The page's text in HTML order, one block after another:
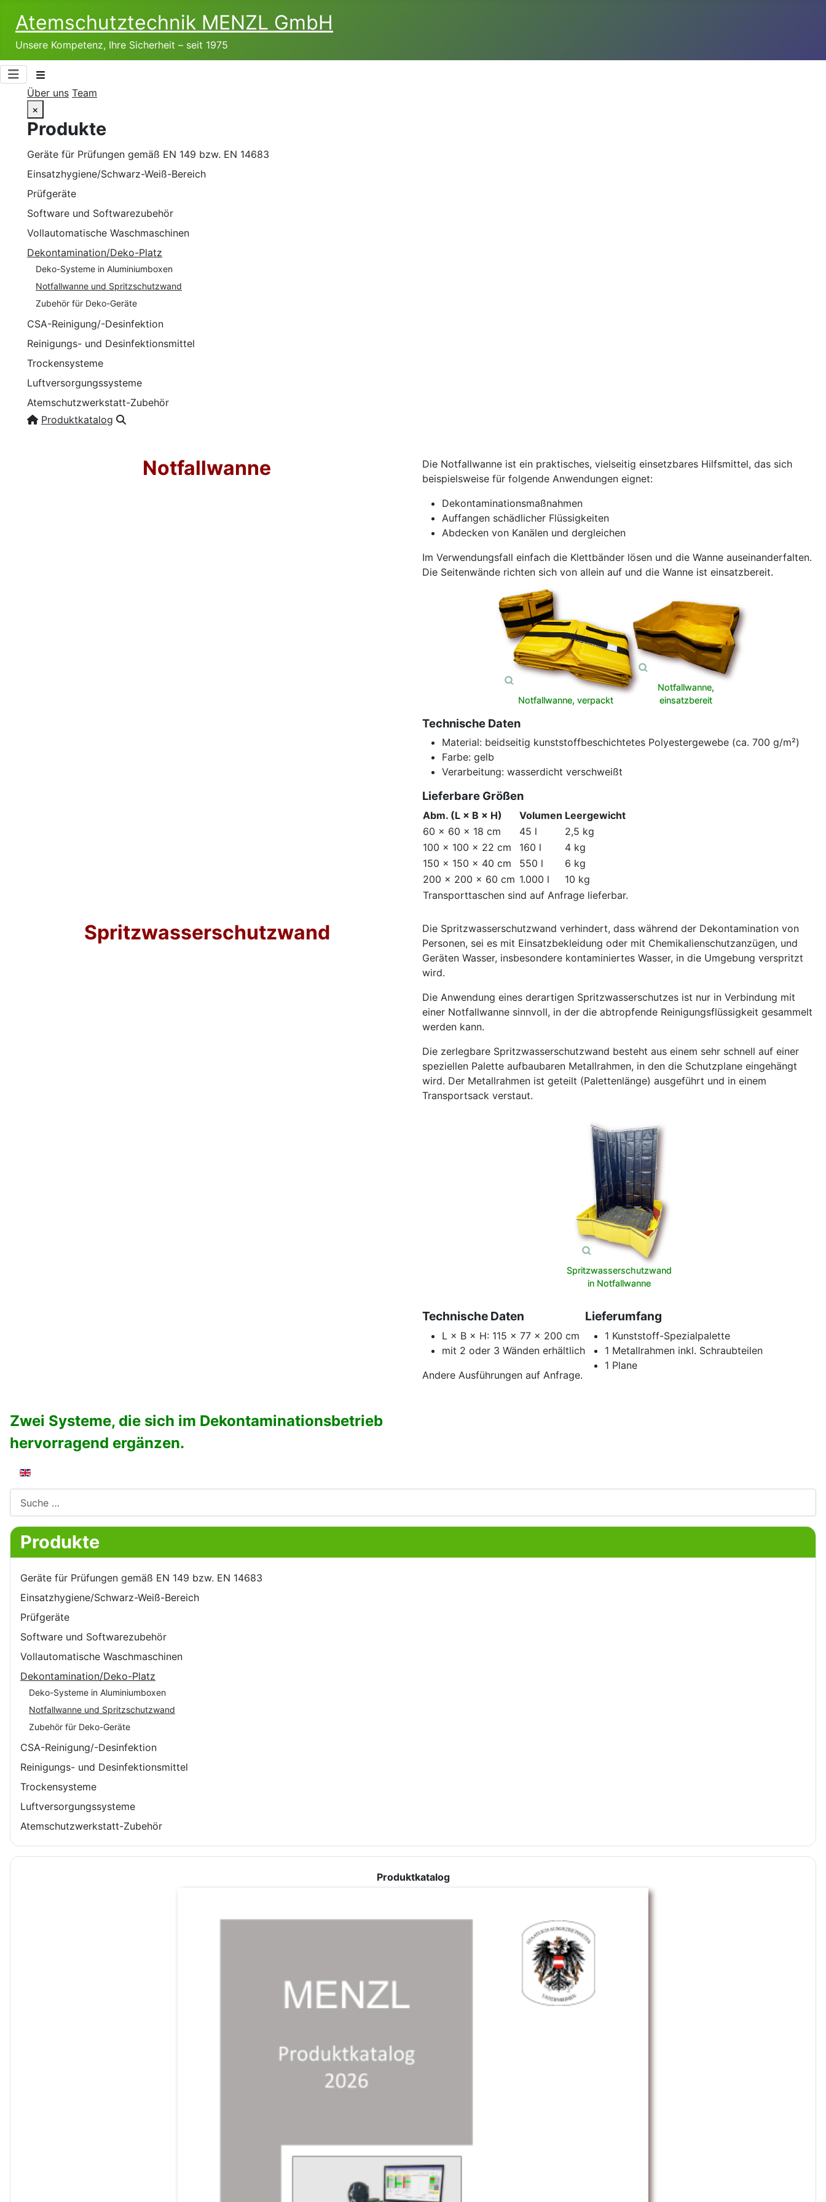
Atemschutztechnik­ MENZL GmbH
Unsere Kompetenz, Ihre Sicherheit – seit 1975
Über uns Team
×
Produkte
Geräte für Prüfungen gemäß EN 149 bzw. EN 14683
Einsatzhygiene/Schwarz-Weiß-Bereich
Prüfgeräte
Software und Softwarezubehör
Vollautomatische Waschmaschinen
Dekontamination/Deko-Platz
Deko-Systeme in Aluminiumboxen
Notfallwanne und Spritzschutzwand
Zubehör für Deko-Geräte
CSA-Reinigung/-Desinfektion
Reinigungs- und Desinfektionsmittel
Trockensysteme
Luftversorgungssysteme
Atemschutzwerkstatt-Zubehör
Produktkatalog
Sprache auswählen
Produkte
Geräte für Prüfungen gemäß EN 149 bzw. EN 14683
Einsatzhygiene/Schwarz-Weiß-Bereich
Prüfgeräte
Software und Softwarezubehör
Vollautomatische Waschmaschinen
Dekontamination/Deko-Platz
Deko-Systeme in Aluminiumboxen
Notfallwanne und Spritzschutzwand
Zubehör für Deko-Geräte
CSA-Reinigung/-Desinfektion
Reinigungs- und Desinfektionsmittel
Trockensysteme
Luftversorgungssysteme
Atemschutzwerkstatt-Zubehör
Produktkatalog
Notfallwanne
Die Notfallwanne ist ein praktisches, vielseitig einsetzbares Hilfsmittel, das sich
beispielsweise für folgende Anwendungen eignet:
Dekontaminationsmaßnahmen
Auffangen schädlicher Flüssigkeiten
Abdecken von Kanälen und dergleichen
Im Verwendungsfall einfach die Klettbänder lösen und die Wanne auseinanderfalten.
Die Seitenwände richten sich von allein auf und die Wanne ist einsatzbereit.
Notfallwanne, verpackt
Notfallwanne,
einsatzbereit
Technische Daten
Material: beidseitig kunststoffbeschichtetes Polyestergewebe (ca. 700 g/m²)
Farbe: gelb
Verarbeitung: wasserdicht verschweißt
Lieferbare Größen
Abm. (L × B × H) Volumen Leergewicht
60 × 60 × 18 cm
45 l
2,5 kg
100 × 100 × 22 cm
160 l
4 kg
150 × 150 × 40 cm
550 l
6 kg
200 × 200 × 60 cm 1.000 l
10 kg
Transporttaschen sind auf Anfrage lieferbar.
Spritzwasserschutzwand
Die Spritzwasserschutzwand verhindert, dass während der Dekontamination von
Personen, sei es mit Einsatzbekleidung oder mit Chemikalienschutzanzügen, und
Geräten Wasser, insbesondere kontaminiertes Wasser, in die Umgebung verspritzt
wird.
Die Anwendung eines derartigen Spritzwasserschutzes ist nur in Verbindung mit
einer Notfallwanne sinnvoll, in der die abtropfende Reinigungsflüssigkeit gesammelt
werden kann.
Die zerlegbare Spritzwasserschutzwand besteht aus einem sehr schnell auf einer
speziellen Palette aufbaubaren Metallrahmen, in den die Schutzplane eingehängt
wird. Der Metallrahmen ist geteilt (Palettenlänge) ausgeführt und in einem
Transportsack verstaut.
Spritzwasserschutzwand
in Notfallwanne
Technische Daten
L × B × H: 115 × 77 × 200 cm
mit 2 oder 3 Wänden erhältlich
Andere Ausführungen auf Anfrage.
Lieferumfang
1 Kunststoff-Spezialpalette
1 Metallrahmen inkl. Schraubteilen
1 Plane
Zwei Systeme, die sich im Dekontaminationsbetrieb
hervorragend ergänzen.